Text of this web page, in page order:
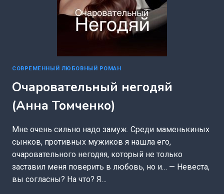
СОВРЕМЕННЫЙ ЛЮБОВНЫЙ РОМАН
Очаровательный негодяй
(Анна Томченко)
Мне очень сильно надо замуж. Среди маменькиных
сынков, противных мужиков я нашла его,
очаровательного негодяя, который не только
заставил меня поверить в любовь, но и… — Невеста,
вы согласны? На что? Я…